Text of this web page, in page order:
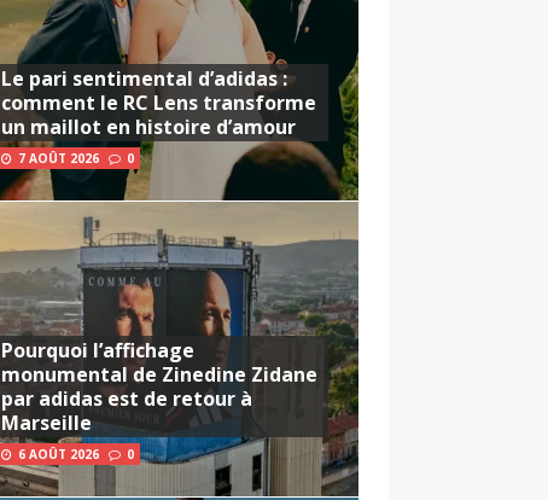
Le pari sentimental d’adidas :
comment le RC Lens transforme
un maillot en histoire d’amour
7 AOÛT 2026 0
Pourquoi l’affichage
monumental de Zinedine Zidane
par adidas est de retour à
Marseille
6 AOÛT 2026 0